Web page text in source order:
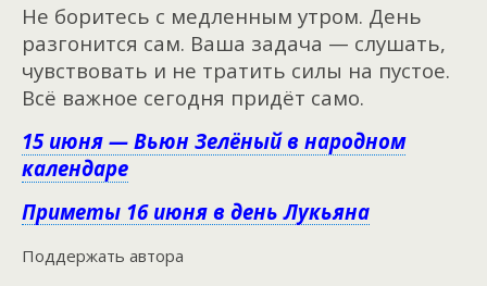
Не боритесь с медленным утром. День
разгонится сам. Ваша задача — слушать,
чувствовать и не тратить силы на пустое.
Всё важное сегодня придёт само.
15 июня — Вьюн Зелёный в народном
календаре
Приметы 16 июня в день Лукьяна
Поддержать автора